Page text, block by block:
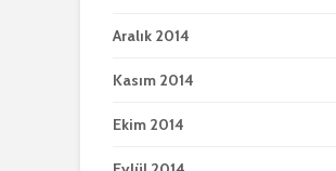
Aralık 2014
Kasım 2014
Ekim 2014